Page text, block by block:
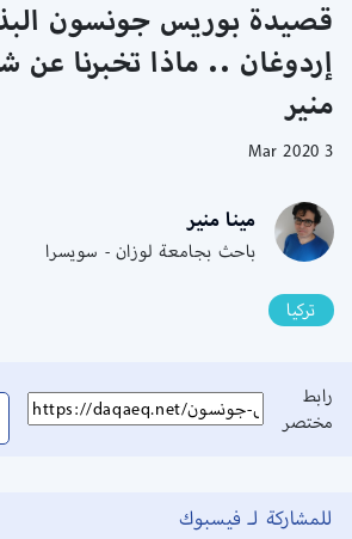
قصيدة بوريس جونسون
إردوغان .. ماذا تخبرنا عن
منير
3 Mar 2020
مينا منير
باحث بجامعة لوزان - سويسرا
تركيا
رابط
مختصر
للمشاركة لـ فيسبوك